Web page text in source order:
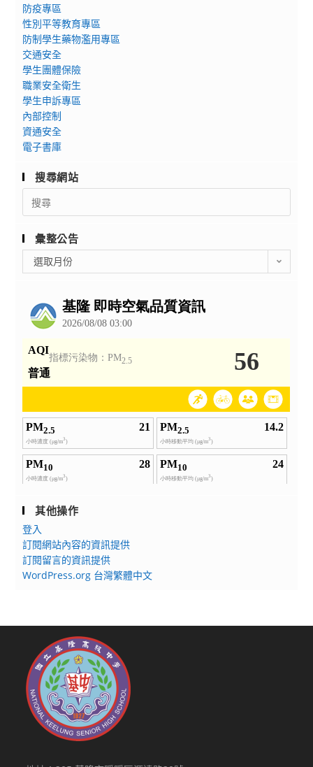
防疫專區
性別平等教育專區
防制學生藥物濫用專區
交通安全
學生團體保險
職業安全衛生
學生申訴專區
內部控制
資通安全
電子書庫
搜尋網站
Search
for:
彙整公告
整
選取月份
其他操作
登入
訂閱網站內容的資訊提供
訂閱留言的資訊提供
WordPress.org 台灣繁體中文